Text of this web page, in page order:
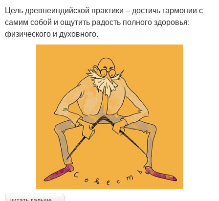
Цель древнеиндийской практики – достичь гармонии с
самим собой и ощутить радость полного здоровья:
физического и духовного.